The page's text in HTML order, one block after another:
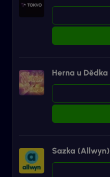
Herna u Dědka
Sazka (Allwyn)